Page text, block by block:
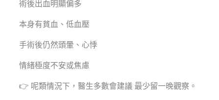
術後出血明顯偏多
本身有貧血、低血壓
手術後仍然頭暈、心悸
情緒極度不安或焦慮
👉 呢類情況下，醫生多數會建議 最少留一晚觀察。